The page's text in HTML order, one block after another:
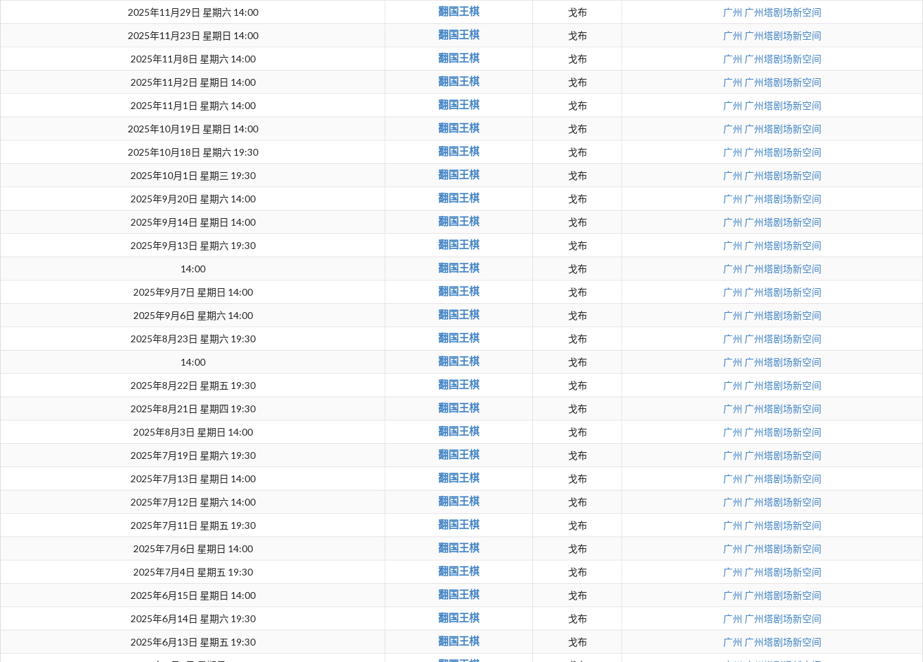
2025年11月29日 星期六 14:00
翻国王棋 戈布 广州 广州塔剧场新空间
2025年11月23日 星期日 14:00
翻国王棋 戈布 广州 广州塔剧场新空间
2025年11月8日 星期六 14:00
翻国王棋 戈布 广州 广州塔剧场新空间
2025年11月2日 星期日 14:00
翻国王棋 戈布 广州 广州塔剧场新空间
2025年11月1日 星期六 14:00
翻国王棋 戈布 广州 广州塔剧场新空间
2025年10月19日 星期日 14:00
翻国王棋 戈布 广州 广州塔剧场新空间
2025年10月18日 星期六 19:30
翻国王棋 戈布 广州 广州塔剧场新空间
2025年10月1日 星期三 19:30
翻国王棋 戈布 广州 广州塔剧场新空间
2025年9月20日 星期六 14:00
翻国王棋 戈布 广州 广州塔剧场新空间
2025年9月14日 星期日 14:00
翻国王棋 戈布 广州 广州塔剧场新空间
2025年9月13日 星期六 19:30
翻国王棋 戈布 广州 广州塔剧场新空间
14:00
翻国王棋 戈布 广州 广州塔剧场新空间
2025年9月7日 星期日 14:00
翻国王棋 戈布 广州 广州塔剧场新空间
2025年9月6日 星期六 14:00
翻国王棋 戈布 广州 广州塔剧场新空间
2025年8月23日 星期六 19:30
翻国王棋 戈布 广州 广州塔剧场新空间
14:00
翻国王棋 戈布 广州 广州塔剧场新空间
2025年8月22日 星期五 19:30
翻国王棋 戈布 广州 广州塔剧场新空间
2025年8月21日 星期四 19:30
翻国王棋 戈布 广州 广州塔剧场新空间
2025年8月3日 星期日 14:00
翻国王棋 戈布 广州 广州塔剧场新空间
2025年7月19日 星期六 19:30
翻国王棋 戈布 广州 广州塔剧场新空间
2025年7月13日 星期日 14:00
翻国王棋 戈布 广州 广州塔剧场新空间
2025年7月12日 星期六 14:00
翻国王棋 戈布 广州 广州塔剧场新空间
2025年7月11日 星期五 19:30
翻国王棋 戈布 广州 广州塔剧场新空间
2025年7月6日 星期日 14:00
翻国王棋 戈布 广州 广州塔剧场新空间
2025年7月4日 星期五 19:30
翻国王棋 戈布 广州 广州塔剧场新空间
2025年6月15日 星期日 14:00
翻国王棋 戈布 广州 广州塔剧场新空间
2025年6月14日 星期六 19:30
翻国王棋 戈布 广州 广州塔剧场新空间
2025年6月13日 星期五 19:30
翻国王棋 戈布 广州 广州塔剧场新空间